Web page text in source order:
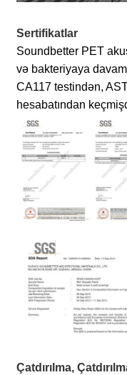
Sertifikatlar
Soundbetter PET
və bakteriyaya
CA117 testindən,
hesabatından
Çatdırılma,